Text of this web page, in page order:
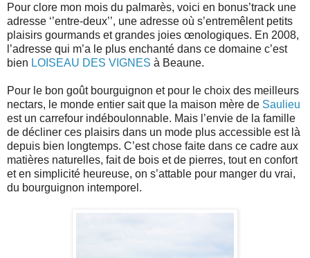
Pour clore mon mois du palmarès, voici en bonus’track une
adresse ‘’entre-deux’’, une adresse où s’entremêlent petits
plaisirs gourmands et grandes joies œnologiques. En 2008,
l’adresse qui m’a le plus enchanté dans ce domaine c’est
bien LOISEAU DES VIGNES à Beaune.
Pour le bon goût bourguignon et pour le choix des meilleurs
nectars, le monde entier sait que la maison mère de Saulieu
est un carrefour indéboulonnable. Mais l’envie de la famille
de décliner ces plaisirs dans un mode plus accessible est là
depuis bien longtemps. C’est chose faite dans ce cadre aux
matières naturelles, fait de bois et de pierres, tout en confort
et en simplicité heureuse, on s’attable pour manger du vrai,
du bourguignon intemporel.